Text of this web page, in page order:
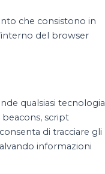
che consistono in
del browser
qualsiasi tecnologia
beacons, script
di tracciare gli
informazioni